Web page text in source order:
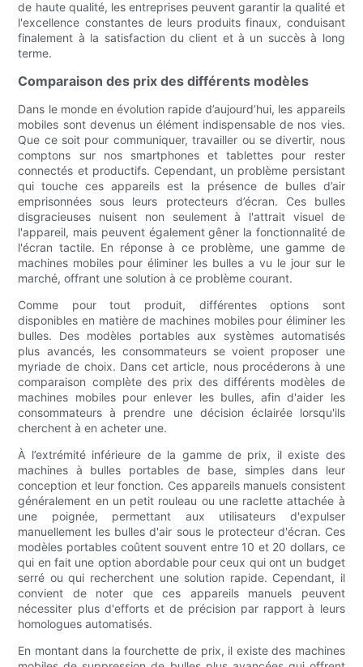
de haute qualité, les entreprises peuvent garantir la qualité et
l'excellence constantes de leurs produits finaux, conduisant
finalement à la satisfaction du client et à un succès à long
terme.
Comparaison des prix des différents modèles
Dans le monde en évolution rapide d’aujourd’hui, les appareils
mobiles sont devenus un élément indispensable de nos vies.
Que ce soit pour communiquer, travailler ou se divertir, nous
comptons sur nos smartphones et tablettes pour rester
connectés et productifs. Cependant, un problème persistant
qui touche ces appareils est la présence de bulles d’air
emprisonnées sous leurs protecteurs d’écran. Ces bulles
disgracieuses nuisent non seulement à l'attrait visuel de
l'appareil, mais peuvent également gêner la fonctionnalité de
l'écran tactile. En réponse à ce problème, une gamme de
machines mobiles pour éliminer les bulles a vu le jour sur le
marché, offrant une solution à ce problème courant.
Comme pour tout produit, différentes options sont
disponibles en matière de machines mobiles pour éliminer les
bulles. Des modèles portables aux systèmes automatisés
plus avancés, les consommateurs se voient proposer une
myriade de choix. Dans cet article, nous procéderons à une
comparaison complète des prix des différents modèles de
machines mobiles pour enlever les bulles, afin d'aider les
consommateurs à prendre une décision éclairée lorsqu'ils
cherchent à en acheter une.
À l’extrémité inférieure de la gamme de prix, il existe des
machines à bulles portables de base, simples dans leur
conception et leur fonction. Ces appareils manuels consistent
généralement en un petit rouleau ou une raclette attachée à
une poignée, permettant aux utilisateurs d'expulser
manuellement les bulles d'air sous le protecteur d'écran. Ces
modèles portables coûtent souvent entre 10 et 20 dollars, ce
qui en fait une option abordable pour ceux qui ont un budget
serré ou qui recherchent une solution rapide. Cependant, il
convient de noter que ces appareils manuels peuvent
nécessiter plus d'efforts et de précision par rapport à leurs
homologues automatisés.
En montant dans la fourchette de prix, il existe des machines